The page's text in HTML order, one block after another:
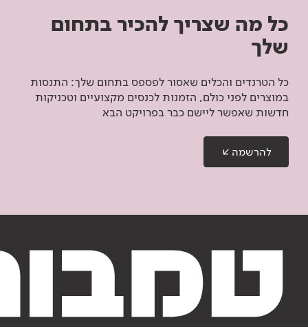
כל מה שצריך להכיר בתחום
שלך
כל הטרנדים והכלים שאסור לפספס בתחום שלך: התנסות
במוצרים לפני כולם, הזמנות לכנסים מקצועיים וטכניקות
חדשות שאפשר ליישם כבר בפרויקט הבא
להרשמה